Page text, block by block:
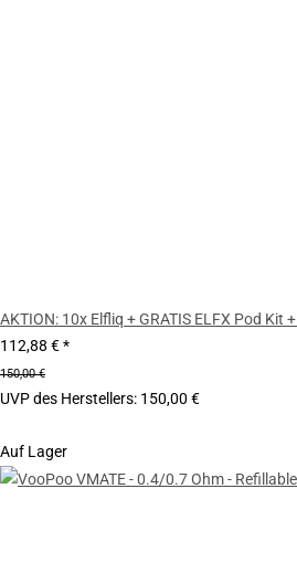
AKTION: 10x Elfliq + GRATIS ELFX Pod Kit
112,88 €*
150,00 €
UVP des Herstellers: 150,00 €
Auf Lager